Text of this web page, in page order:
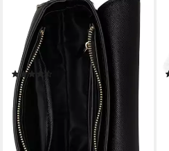
Umhängetasche ZERO RE,
Damen Handtasche,
Schultertasche mit
Standfüßchen aus Metall
ab 117,00 € 129,99 €
-10%
lieferbar - in 1-2 Werktagen bei dir
+1